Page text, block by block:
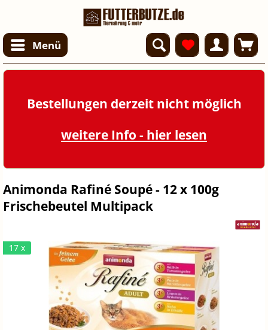
Menü
Bestellungen derzeit nicht möglich
weitere Info - hier lesen
Animonda Rafiné Soupé - 12 x 100g
Frischebeutel Multipack
17 x